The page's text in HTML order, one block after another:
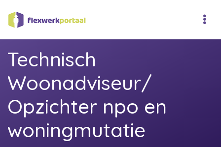
Technisch
Woonadviseur/
Opzichter npo en
woningmutatie